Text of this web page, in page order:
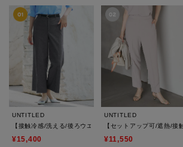
UNTITLED
【接触冷感/洗える/後ろウエストゴム】オックスワイドパン
¥15,400
UNTITLED
【セットアップ可/遮熱/接
¥11,550